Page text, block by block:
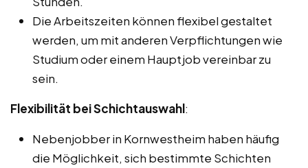
Die Arbeitszeiten können flexibel gestaltet
werden, um mit anderen Verpflichtungen wie
Studium oder einem Hauptjob vereinbar zu
sein.
Flexibilität bei Schichtauswahl:
Nebenjobber in Kornwestheim haben häufig
die Möglichkeit, sich bestimmte Schichten